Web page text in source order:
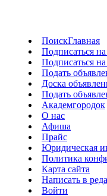
ПоискГлавная
Подписаться
Подписаться
Подать
Доска
Подать
Академгородок
О нас
Афиша
Прайс
Юридическая
Политика
Карта сайта
Написать в
Войти